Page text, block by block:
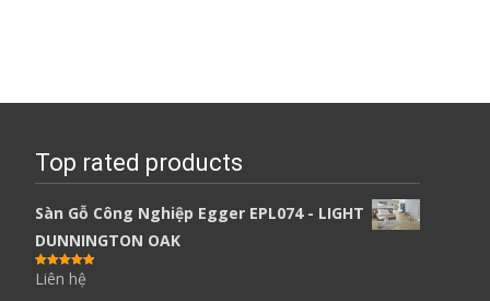
Top rated products
Sàn Gỗ Công Nghiệp Egger EPL074 - LIGHT
DUNNINGTON OAK
Được xếp
hạng 5.00 5
Liên hệ